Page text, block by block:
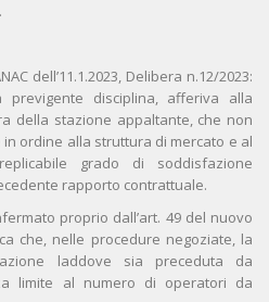
dell’11.1.2023, Delibera n.12/2023:
previgente disciplina, afferiva alla
della stazione appaltante, che non
ordine alla struttura di mercato e al
grado di soddisfazione
rapporto contrattuale.
proprio dall’art. 49 del nuovo
che, nelle procedure negoziate, la
laddove sia preceduta da
limite al numero di operatori da